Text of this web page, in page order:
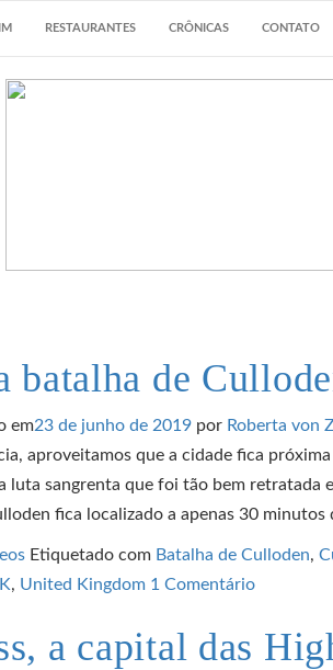
RESTAURANTES CRÔNICAS CONTATO
batalha de
em23 de junho de 2019 por Roberta von
aproveitamos que a cidade fica
sangrenta que foi tão bem retratada
fica localizado a apenas 30 minutos
Etiquetado com Batalha de Culloden,
, United Kingdom 1 Comentário
a capital das